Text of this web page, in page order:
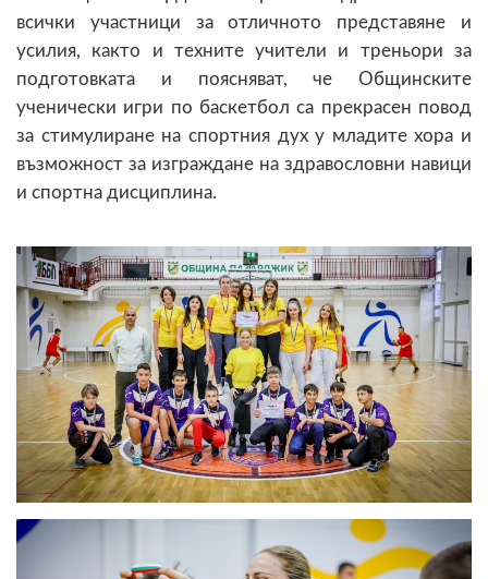
всички участници за отличното представяне и
усилия, както и техните учители и треньори за
подготовката и поясняват, че Общинските
ученически игри по баскетбол са прекрасен повод
за стимулиране на спортния дух у младите хора и
възможност за изграждане на здравословни навици
и спортна дисциплина.